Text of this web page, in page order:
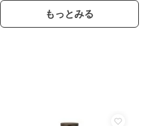
もっとみる